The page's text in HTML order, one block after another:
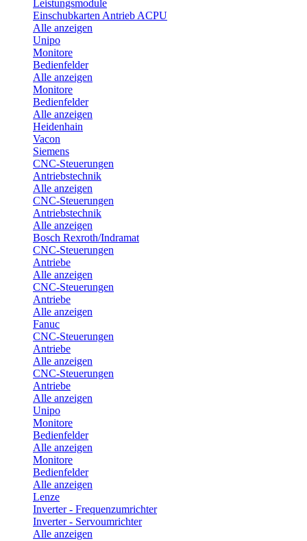
Leistungsmodule
Einschubkarten Antrieb ACPU
Alle anzeigen
Unipo
Monitore
Bedienfelder
Alle anzeigen
Monitore
Bedienfelder
Alle anzeigen
Heidenhain
Vacon
Siemens
CNC-Steuerungen
Antriebstechnik
Alle anzeigen
CNC-Steuerungen
Antriebstechnik
Alle anzeigen
Bosch Rexroth/Indramat
CNC-Steuerungen
Antriebe
Alle anzeigen
CNC-Steuerungen
Antriebe
Alle anzeigen
Fanuc
CNC-Steuerungen
Antriebe
Alle anzeigen
CNC-Steuerungen
Antriebe
Alle anzeigen
Unipo
Monitore
Bedienfelder
Alle anzeigen
Monitore
Bedienfelder
Alle anzeigen
Lenze
Inverter - Frequenzumrichter
Inverter - Servoumrichter
Alle anzeigen